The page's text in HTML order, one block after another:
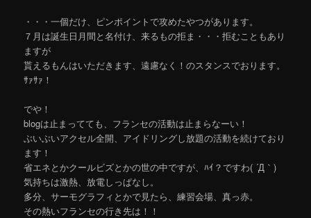
・・・一個だけ、ピンポイントで攻めたやつがあります。
７月は誕生日月間と名付け、来るもの拒ま・・・拒むこともあり
ますが
貰えるもんはいただきます、遠慮なく！のスタンスでおります。
ｻｧｻｧ！
でや！
blogは止まってても、フランセの活動は止まらなーい！
ぶいぶいアクセル全開、アイドリングし放題の活動を続けており
ます！
省エネとかクールビズとかの世の中ですが、ﾊｲ？ですわ( ´Д｀)
気持ちは激熱、放電しっぱなし。
多分、サーモグラフィとかで見たら、練習会場、真っ赤。
その熱いフランセの行き先は！！